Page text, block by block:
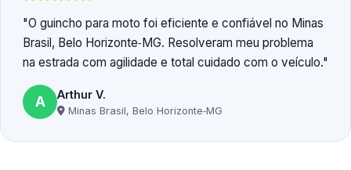
O guincho para moto foi eficiente e confiável no Minas
Brasil, Belo Horizonte‑MG. Resolveram meu problema
na estrada com agilidade e total cuidado com o veículo.
A Arthur V.
Minas Brasil, Belo Horizonte‑MG